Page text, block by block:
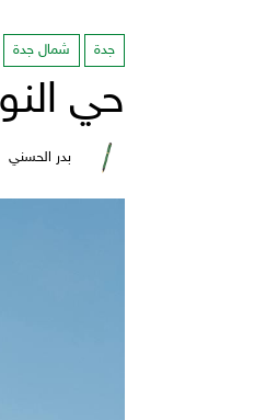
جدة شمال جدة
حي
بدر الحسني